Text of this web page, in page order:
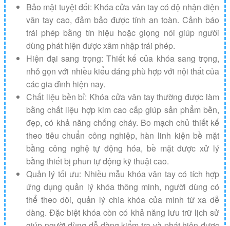
Bảo mật tuyệt đối: Khóa cửa vân tay có độ nhận diện
vân tay cao, đảm bảo được tính an toàn. Cảnh báo
trái phép bằng tín hiệu hoặc giọng nói giúp người
dùng phát hiện được xâm nhập trái phép.
Hiện đại sang trọng: Thiết kế của khóa sang trọng,
nhỏ gọn với nhiều kiểu dáng phù hợp với nội thất của
các gia đình hiện nay.
Chất liệu bền bỉ: Khóa cửa vân tay thường được làm
bằng chất liệu hợp kim cao cấp giúp sản phẩm bền,
đẹp, có khả năng chống cháy. Bo mạch chủ thiết kế
theo tiêu chuẩn công nghiệp, hàn linh kiện bề mặt
bằng công nghệ tự động hóa, bề mặt được xử lý
bằng thiết bị phun tự động kỹ thuật cao.
Quản lý tối ưu: Nhiều mẫu khóa vân tay có tích hợp
ứng dụng quản lý khóa thông minh, người dùng có
thể theo dõi, quản lý chìa khóa của mình từ xa dễ
dàng. Đặc biệt khóa còn có khả năng lưu trữ lịch sử